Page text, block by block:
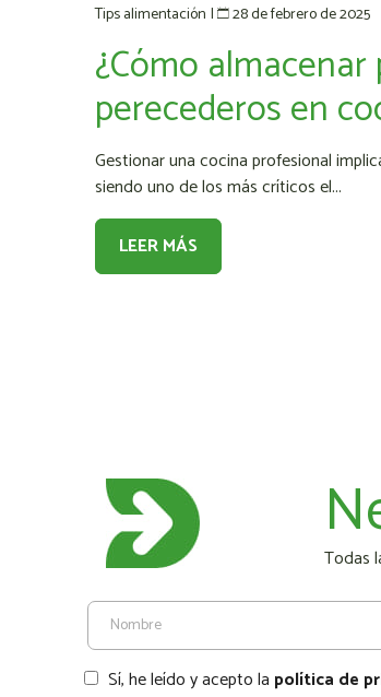
Tips alimentación | 28 de febrero de 2025
¿Cómo
perecederos en
Gestionar una cocina profesional
siendo uno de los más críticos el...
LEER MÁS
Todas
Sí, he leído y acepto la política de